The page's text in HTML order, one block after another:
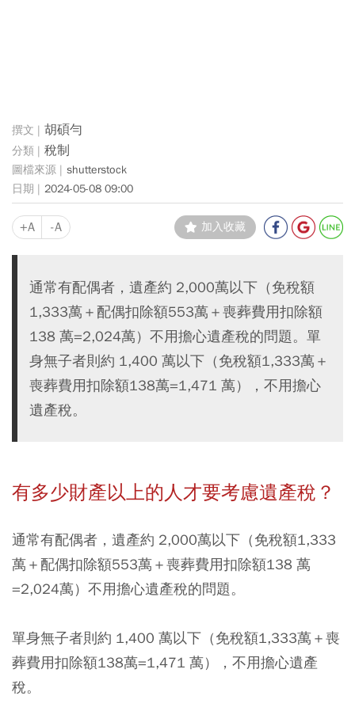
胡碩勻
稅制
shutterstock
2024-05-08 09:00
+A -A 加入收藏
通常有配偶者，遺產約 2,000萬以下（免稅額
1,333萬＋配偶扣除額553萬＋喪葬費用扣除額
138 萬=2,024萬）不用擔心遺產稅的問題。單
身無子者則約 1,400 萬以下（免稅額1,333萬＋
喪葬費用扣除額138萬=1,471 萬），不用擔心
遺產稅。
有多少財產以上的人才要考慮遺產稅？
通常有配偶者，遺產約 2,000萬以下（免稅額1,333
萬＋配偶扣除額553萬＋喪葬費用扣除額138 萬
=2,024萬）不用擔心遺產稅的問題。
單身無子者則約 1,400 萬以下（免稅額1,333萬＋喪
葬費用扣除額138萬=1,471 萬），不用擔心遺產
稅。